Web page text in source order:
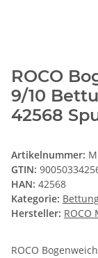
ROCO
9/10
42568
Artikelnummer:
GTIN:
HAN: 42568
Kategorie:
Hersteller: ROCO
ROCO